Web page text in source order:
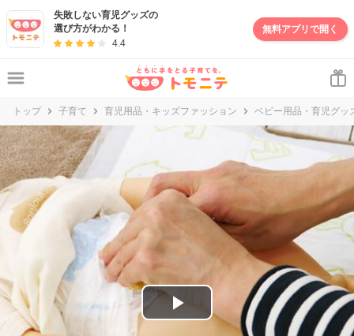
失敗しない育児グッズの
選び方がわかる！
4.4
無料アプリで開く
トップ 子育て 育児用品・キッズファッション ベビー用品・育児グッ
P
妊娠・出産・子育て情報サイト | トモニテ